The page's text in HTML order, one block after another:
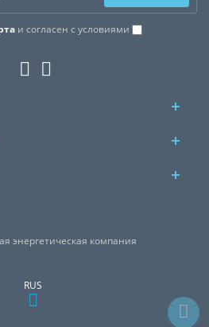
и согласен с условиями
энергетическая компания
RUS